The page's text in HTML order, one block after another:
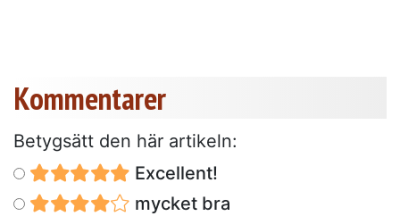
Kommentarer
Betygsätt den här artikeln:
Excellent!
mycket bra